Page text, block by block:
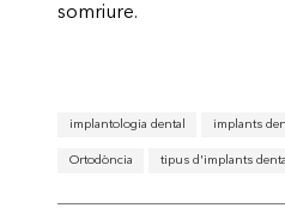
somriure.
implantologia dental implants
Ortodòncia tipus d'implants